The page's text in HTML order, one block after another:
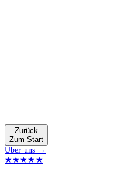
Zurück
Zum Start
Über uns →
★★★★★